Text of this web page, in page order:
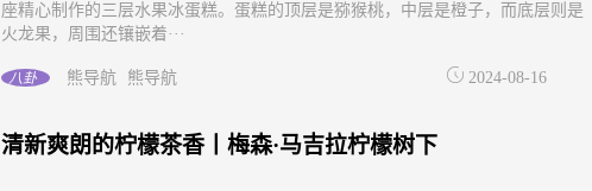
座精心制作的三层水果冰蛋糕。蛋糕的顶层是猕猴桃，中层是橙子，而底层则是
火龙果，周围还镶嵌着···
八卦 熊导航 熊导航 2024-08-16
清新爽朗的柠檬茶香丨梅森·马吉拉柠檬树下